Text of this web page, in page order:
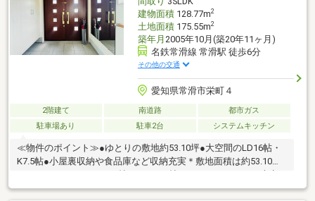
建物面積128.77m2
土地面積175.55m2
築年月 2005年10月(築20年11ヶ月)
名鉄常滑線 常滑駅 徒歩6分
その他の交通
愛知県常滑市栄町４
2階建て 南道路
都市ガス
駐車場あり
駐車2台 システムキッチン
≪物件のポイント≫●ゆとりの敷地約53.10坪●大空間のLD16帖・
K7.5帖●小屋裏収納や食品庫など収納充実＊敷地面積は約53.10坪
とゆとりがあります。16帖のLDと7.5帖のキッチンからなる大空
間に加えて、7.5帖の小屋裏収納や食品庫、納戸など生活に嬉しい